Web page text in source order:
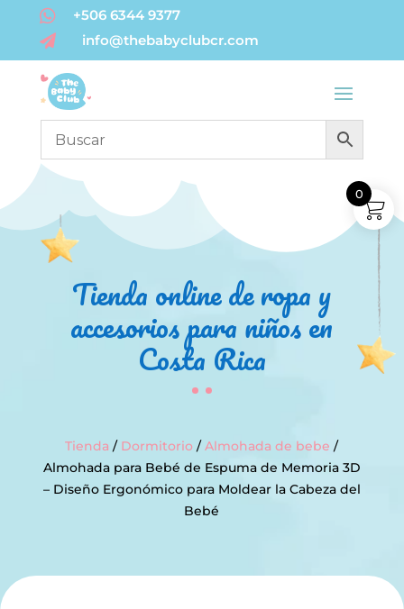
 +506 6344 9377
 info@thebabyclubcr.com
Tienda online de ropa y
accesorios para niños en
Costa Rica
Tienda / Dormitorio /Almohada de bebe /
Almohada para Bebé de Espuma de Memoria 3D
– Diseño Ergonómico para Moldear la Cabeza del
Bebé
0